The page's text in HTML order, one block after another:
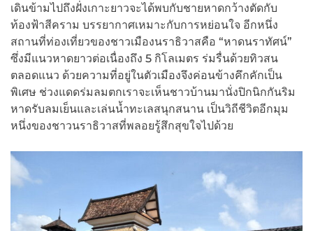
เดินข้ามไปถึงฝั่งเกาะยาวจะได้พบกับชายหาดกว้างตัดกับ
ท้องฟ้าสีคราม บรรยากาศเหมาะกับการหย่อนใจ อีกหนึ่ง
สถานที่ท่องเที่ยวของชาวเมืองนราธิวาสคือ “หาดนราทัศน์”
ซึ่งมีแนวหาดยาวต่อเนื่องถึง 5 กิโลเมตร ร่มรื่นด้วยทิวสน
ตลอดแนว ด้วยความที่อยู่ในตัวเมืองจึงค่อนข้างคึกคักเป็น
พิเศษ ช่วงแดดร่มลมตกเราจะเห็นชาวบ้านมานั่งปิกนิกกันริม
หาดรับลมเย็นและเล่นน้ำทะเลสนุกสนาน เป็นวิถีชีวิตอีกมุม
หนึ่งของชาวนราธิวาสที่พลอยรู้สึกสุขใจไปด้วย